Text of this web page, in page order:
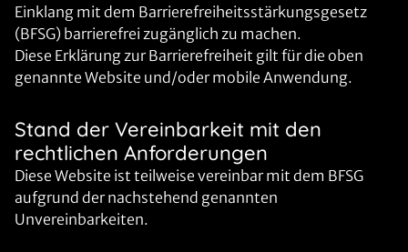
Einklang mit dem Barrierefreiheitsstärkungsgesetz
(BFSG) barrierefrei zugänglich zu machen.
Diese Erklärung zur Barrierefreiheit gilt für die oben
genannte Website und/oder mobile Anwendung.
Stand der Vereinbarkeit mit den
rechtlichen Anforderungen
Diese Website ist teilweise vereinbar mit dem BFSG
aufgrund der nachstehend genannten
Unvereinbarkeiten.